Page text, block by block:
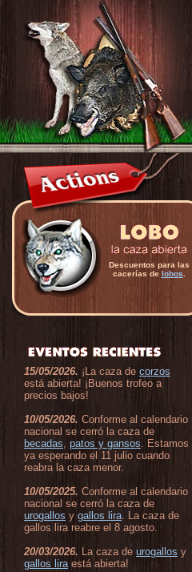
Descuentos para las
cacerías de lobos.
15/05/2026. ¡La caza de corzos
está abierta! ¡Buenos trofeo a
precios bajos!
10/05/2026. Conforme al calendario
nacional se cerró la caza de
becadas, patos y gansos. Estamos
ya esperando el 11 julio cuando
reabra la caza menor.
10/05/2025. Conforme al calendario
nacional se cerró la caza de
urogallos y gallos lira. La caza de
gallos lira reabre el 8 agosto.
20/03/2026. La caza de urogallos y
gallos liraestá abierta!